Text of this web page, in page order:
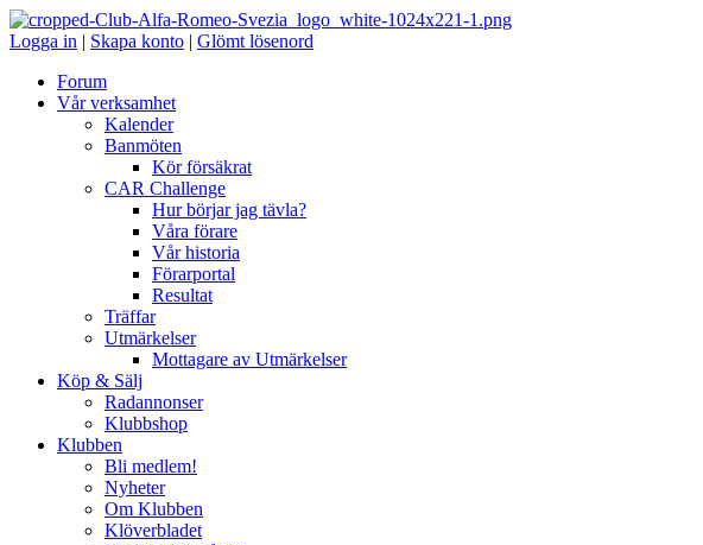
Logga in | Skapa konto | Glömt lösenord
Forum
Vår verksamhet
Kalender
Banmöten
Kör försäkrat
CAR Challenge
Hur börjar jag tävla?
Våra förare
Vår historia
Förarportal
Resultat
Träffar
Utmärkelser
Mottagare av Utmärkelser
Köp & Sälj
Radannonser
Klubbshop
Klubben
Bli medlem!
Nyheter
Om Klubben
Klöverbladet